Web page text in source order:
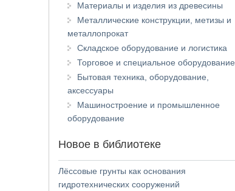
Материалы и изделия из древесины
Металлические конструкции, метизы и
металлопрокат
Складское оборудование и логистика
Торговое и специальное оборудование
Бытовая техника, оборудование,
аксессуары
Машиностроение и промышленное
оборудование
Новое в библиотеке
Лёссовые грунты как основания
гидротехнических сооружений